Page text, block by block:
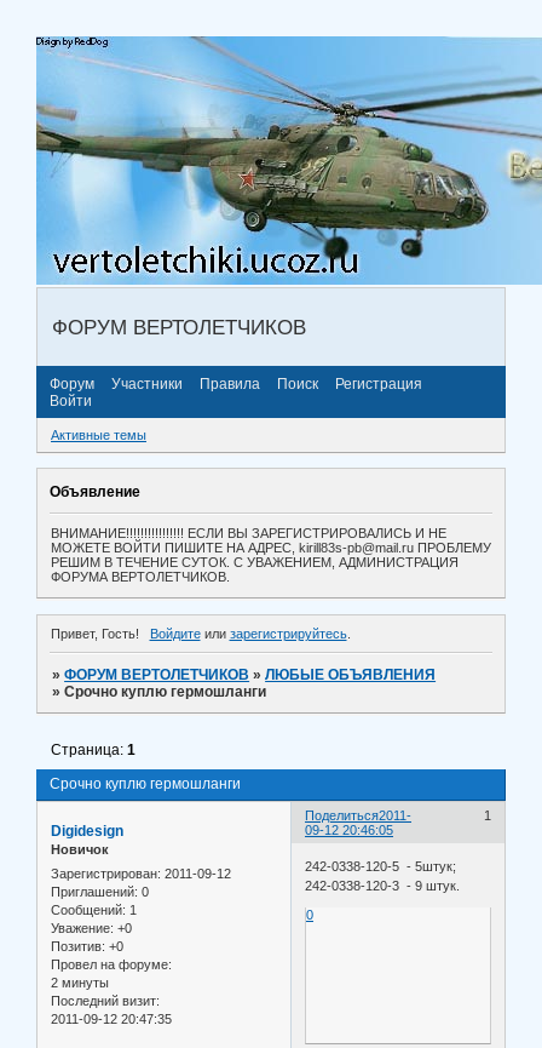
ФОРУМ ВЕРТОЛЕТЧИКОВ
Форум Участники Правила Поиск
Регистрация
Войти
Активные темы
Объявление
ВНИМАНИЕ!!!!!!!!!!!!!!!! ЕСЛИ ВЫ ЗАРЕГИСТРИРОВАЛИСЬ И НЕ
МОЖЕТЕ ВОЙТИ ПИШИТЕ НА АДРЕС, kirill83s-pb@mail.ru ПРОБЛЕМУ
РЕШИМ В ТЕЧЕНИЕ СУТОК. С УВАЖЕНИЕМ, АДМИНИСТРАЦИЯ
ФОРУМА ВЕРТОЛЕТЧИКОВ.
Привет, Гость! Войдитеили зарегистрируйтесь.
»ФОРУМ ВЕРТОЛЕТЧИКОВ »ЛЮБЫЕ ОБЪЯВЛЕНИЯ
»Срочно куплю гермошланги
Срочно куплю гермошланги
Страница:1
Поделиться 1
2011-
09-12 20:46:05
Digidesign
Новичок
Зарегистрирован: 2011-09-12
Приглашений: 0
Сообщений: 1
Уважение: +0
Позитив: +0
Провел на форуме:
2 минуты
Последний визит:
2011-09-12 20:47:35
242-0338-120-5 - 5штук;
242-0338-120-3 - 9 штук.
0